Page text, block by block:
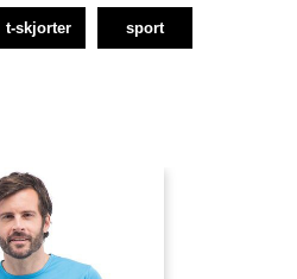
t-skjorter sport